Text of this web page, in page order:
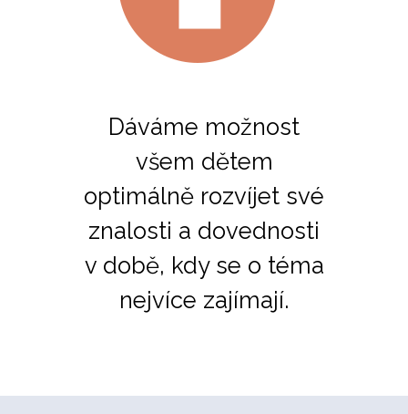
Dáváme možnost
všem dětem
optimálně rozvíjet své
znalosti a dovednosti
v době, kdy se o téma
nejvíce zajímají.